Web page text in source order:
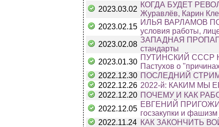
2023.03.02
КОГДА БУДЕТ
Журавлёв, Карин
2023.02.15
ИЛЬЯ ВАРЛАМОВ
условия работы,
2023.02.08
ЗАПАДНАЯ
стандарты
2023.01.30
ПУТИНСКИЙ СССР
Пастухов о
2022.12.30 ПОСЛЕДНИЙ СТРИМ.
2022.12.26 2022-й: КАКИМ МЫ
2022.12.20 ПОЧЕМУ И КАК
2022.12.05
ЕВГЕНИЙ
госзакупки и
2022.11.24 КАК ЗАКОНЧИТЬ